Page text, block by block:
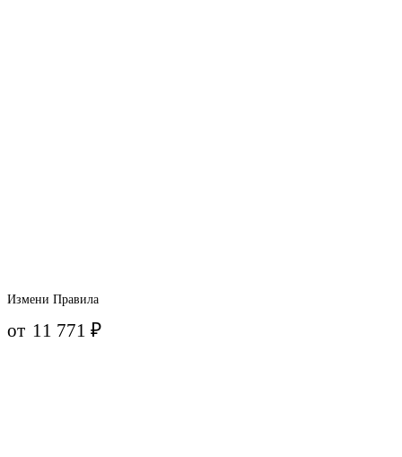
Измени Правила
от 11 771₽